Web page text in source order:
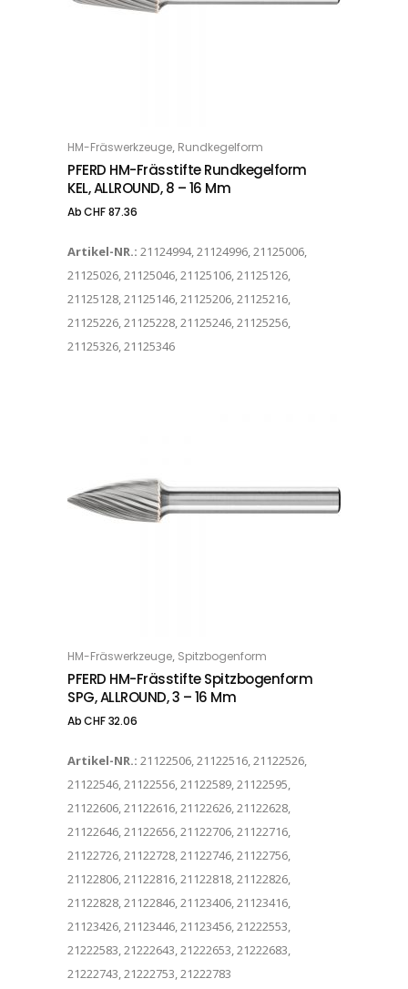
OPTIONS
HM-Fräswerkzeuge, Rundkegelform
PFERD HM-Frässtifte Rundkegelform
KEL, ALLROUND, 8 – 16 Mm
AbCHF87.36
Artikel-NR.: 21124994, 21124996, 21125006,
21125026, 21125046, 21125106, 21125126,
21125128, 21125146, 21125206, 21125216,
21125226, 21125228, 21125246, 21125256,
21125326, 21125346
OPTIONS
HM-Fräswerkzeuge, Spitzbogenform
PFERD HM-Frässtifte Spitzbogenform
SPG, ALLROUND, 3 – 16 Mm
AbCHF32.06
Artikel-NR.: 21122506, 21122516, 21122526,
21122546, 21122556, 21122589, 21122595,
21122606, 21122616, 21122626, 21122628,
21122646, 21122656, 21122706, 21122716,
21122726, 21122728, 21122746, 21122756,
21122806, 21122816, 21122818, 21122826,
21122828, 21122846, 21123406, 21123416,
21123426, 21123446, 21123456, 21222553,
21222583, 21222643, 21222653, 21222683,
21222743, 21222753, 21222783